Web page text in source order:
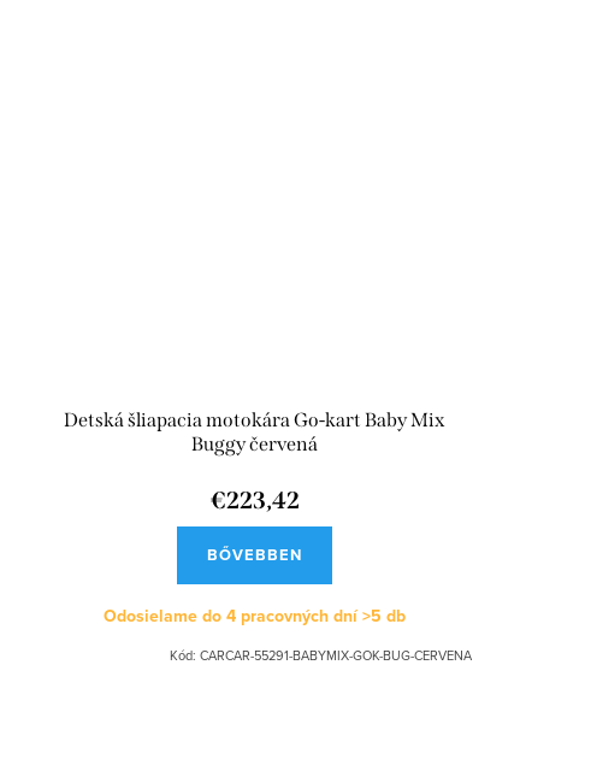
Detská šliapacia motokára Go-kart Baby Mix
Buggy červená
€223,42
BŐVEBBEN
Odosielame do 4 pracovných dní>5 db
Kód: CARCAR-55291-BABYMIX-GOK-BUG-CERVENA